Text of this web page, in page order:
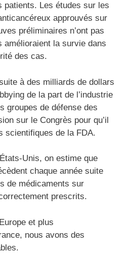
patients. Les études sur les
approuvés sur
préliminaires n’ont pas
amélioraient la survie dans
des cas.
à des milliards de dollars
de la part de l’industrie
groupes de défense des
sur le Congrès pour qu’il
scientifiques de la FDA.
Unis, on estime que
chaque année suite
de médicaments sur
prescrits.
et plus
nous avons des